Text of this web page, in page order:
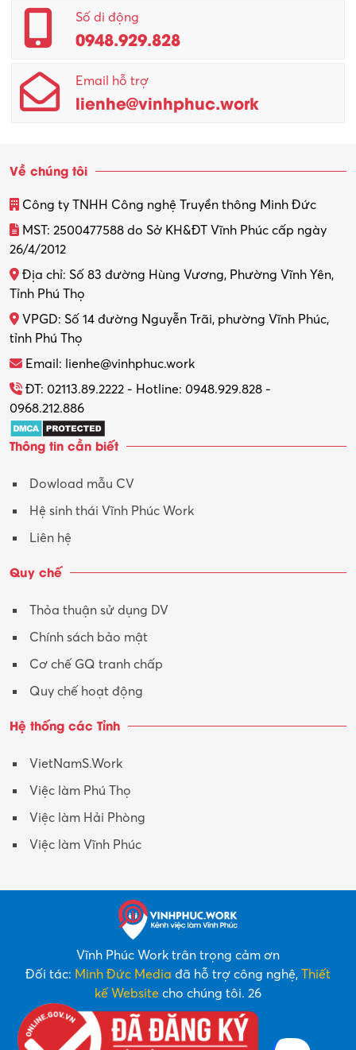
Số di động
0948.929.828
Email hỗ trợ
lienhe@vinhphuc.work
Về chúng tôi
Công ty TNHH Công nghệ Truyền thông Minh Đức
MST: 2500477588 do Sở KH&ĐT Vĩnh Phúc cấp ngày
26/4/2012
Địa chỉ: Số 83 đường Hùng Vương, Phường Vĩnh Yên,
Tỉnh Phú Thọ
VPGD: Số 14 đường Nguyễn Trãi, phường Vĩnh Phúc,
tỉnh Phú Thọ
Email: lienhe@vinhphuc.work
ĐT: 02113.89.2222 - Hotline: 0948.929.828 -
0968.212.886
Thông tin cần biết
Dowload mẫu CV
Hệ sinh thái Vĩnh Phúc Work
Liên hệ
Quy chế
Thỏa thuận sử dụng DV
Chính sách bảo mật
Cơ chế GQ tranh chấp
Quy chế hoạt động
Hệ thống các Tỉnh
VietNamS.Work
Việc làm Phú Thọ
Việc làm Hải Phòng
Việc làm Vĩnh Phúc
Vĩnh Phúc Work trân trọng cảm ơn
Đối tác: Minh Đức Media đã hỗ trợ công nghệ, Thiết
kế Website cho chúng tôi. 26